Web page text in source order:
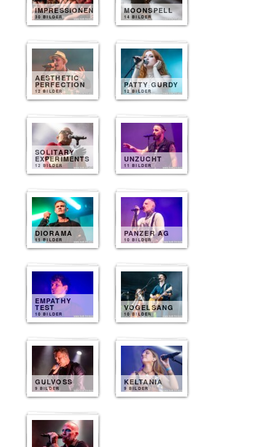
IMPRESSIONEN
30 BILDER
MOONSPELL
14 BILDER
AESTHETIC
PERFECTION
12 BILDER
PATTY GURDY
12 BILDER
SOLITARY
EXPERIMENTS
12 BILDER
UNZUCHT
11 BILDER
DIORAMA
11 BILDER
PANZER AG
10 BILDER
EMPATHY
TEST
10 BILDER
VOGELSANG
10 BILDER
GULVOSS
9 BILDER
KELTANIA
9 BILDER